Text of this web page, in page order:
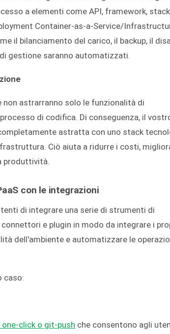
a elementi come API, framework, stack
Container-as-a-Service/
il bilanciamento del carico, il backup, il
gestione saranno automatizzati.
astrarranno solo le funzionalità di
di codifica. Di conseguenza, il
astratta con uno stack
Ciò aiuta a ridurre i costi,
produttività.
con le integrazioni
di integrare una serie di strumenti di
e plugin in modo da integrare i
dell'ambiente e automatizzare le
caso:
click o git-push che consentono agli